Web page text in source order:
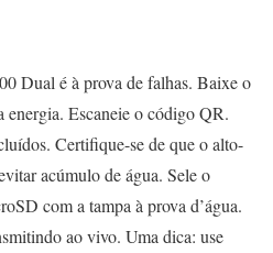
Dual é à prova de falhas. Baixe o
Escaneie o código QR.
Certifique-se de que o alto-
acúmulo de água. Sele o
com a tampa à prova d’água.
ao vivo. Uma dica: use